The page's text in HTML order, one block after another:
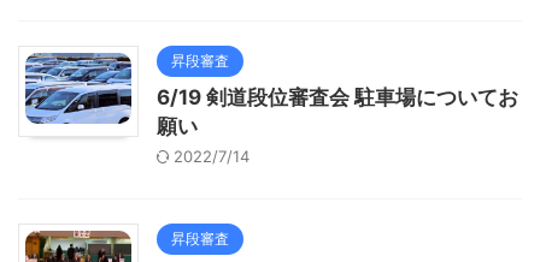
昇段審査
6/19 剣道段位審査会 駐車場についてお
願い
2022/7/14
昇段審査